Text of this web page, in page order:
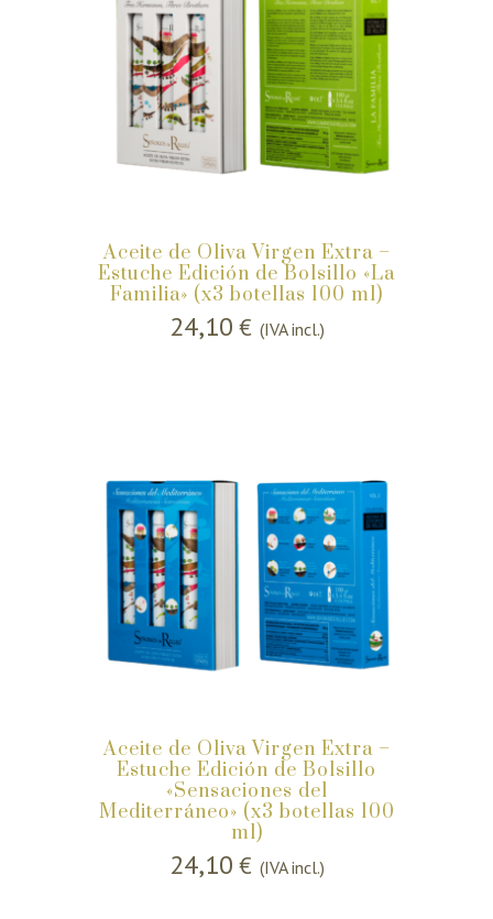
Aceite de Oliva Virgen Extra –
Estuche Edición de Bolsillo «La
Familia» (x3 botellas 100 ml)
24,10 € (IVA incl.)
Aceite de Oliva Virgen Extra –
Estuche Edición de Bolsillo
«Sensaciones del
Mediterráneo» (x3 botellas 100
ml)
24,10 € (IVA incl.)